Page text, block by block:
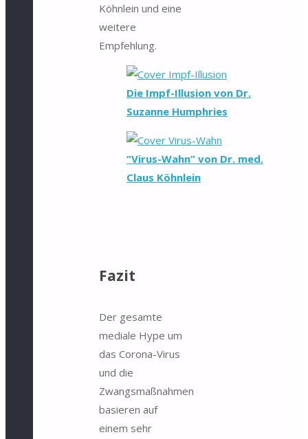
Köhnlein und eine
weitere
Empfehlung.
Die Impf-Illusion von Dr.
Suzanne Humphries
“Virus-Wahn” von Dr. med.
Claus Köhnlein
Fazit
Der gesamte
mediale Hype um
das Corona-Virus
und die
Zwangsmaßnahmen
basieren auf
einem sehr